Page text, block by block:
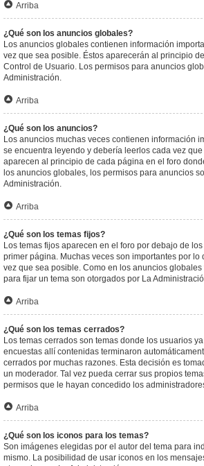
Arriba
¿Qué son los anuncios globales?
Los anuncios globales contienen información
vez que sea posible. Éstos aparecerán al principio
Control de Usuario. Los permisos para anuncios
Administración.
Arriba
¿Qué son los anuncios?
Los anuncios muchas veces contienen información
se encuentra leyendo y debería leerlos cada vez
aparecen al principio de cada página en el foro
los anuncios globales, los permisos para anuncios
Administración.
Arriba
¿Qué son los temas fijos?
Los temas fijos aparecen en el foro por debajo de
primer página. Muchas veces son importantes por
vez que sea posible. Como en los anuncios
para fijar un tema son otorgados por La
Arriba
¿Qué son los temas cerrados?
Los temas cerrados son temas donde los usuarios
encuestas allí contenidas terminaron
cerrados por muchas razones. Esta decisión es
un moderador. Tal vez pueda cerrar sus propios
permisos que le hayan concedido los
Arriba
¿Qué son los iconos para los temas?
Son imágenes elegidas por el autor del tema para
mismo. La posibilidad de usar iconos en los